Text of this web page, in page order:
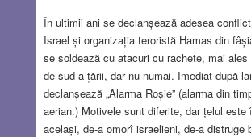
În ultimii ani se declanșează adesea
Israel și organizația teroristă Hamas din
se soldează cu atacuri cu rachete, mai ales
de sud a țării, dar nu numai. Imediat după
declanșează „Alarma Roșie” (alarma din
aerian.) Motivele sunt diferite, dar țelul este
același, de-a omorî israelieni, de-a distruge